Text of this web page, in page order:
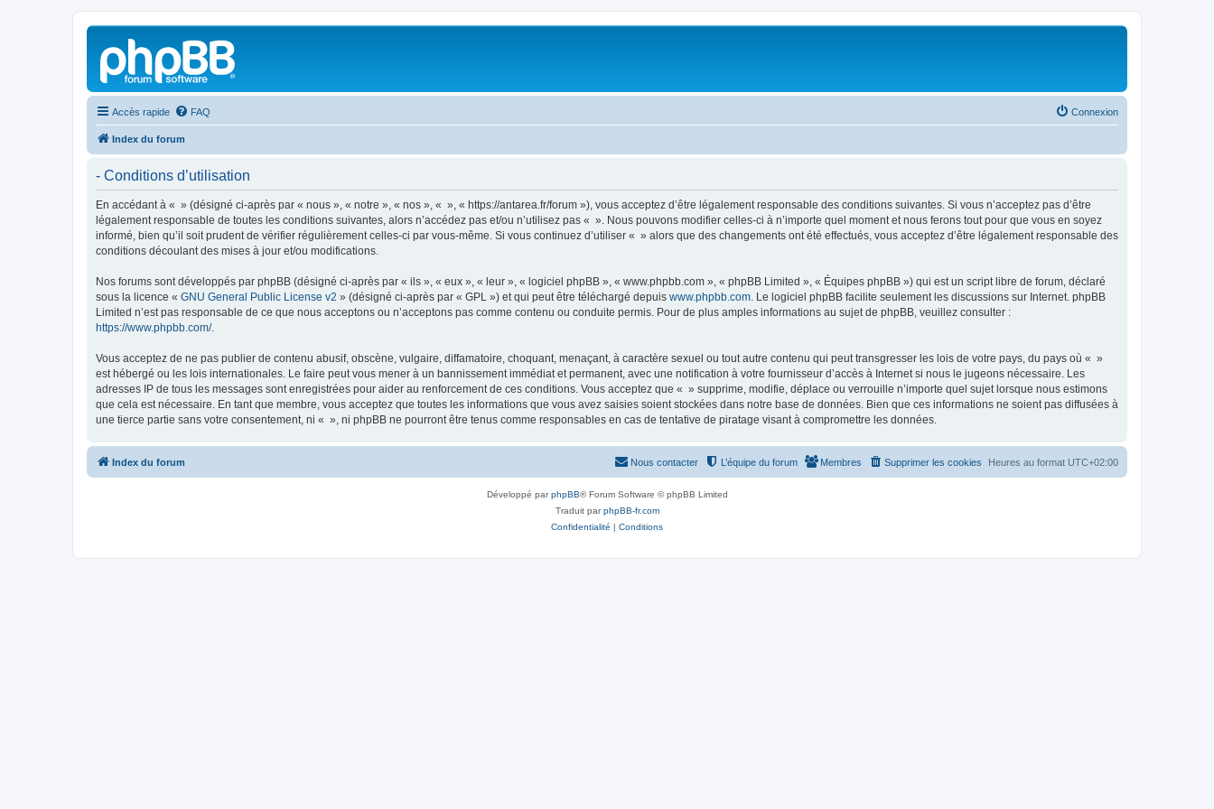
Accès rapide FAQ Connexion
Index du forum
- Conditions d’utilisation
En accédant à « » (désigné ci-après par « nous », « notre », « nos », « », « https://antarea.fr/forum »), vous acceptez d’être légalement responsable des conditions suivantes. Si vous n’acceptez pas d’être
légalement responsable de toutes les conditions suivantes, alors n’accédez pas et/ou n’utilisez pas « ». Nous pouvons modifier celles-ci à n’importe quel moment et nous ferons tout pour que vous en soyez
informé, bien qu’il soit prudent de vérifier régulièrement celles-ci par vous-même. Si vous continuez d’utiliser « » alors que des changements ont été effectués, vous acceptez d’être légalement responsable des
conditions découlant des mises à jour et/ou modifications.
Nos forums sont développés par phpBB (désigné ci-après par « ils », « eux », « leur », « logiciel phpBB », « www.phpbb.com », « phpBB Limited », « Équipes phpBB ») qui est un script libre de forum, déclaré
sous la licence « GNU General Public License v2 » (désigné ci-après par « GPL ») et qui peut être téléchargé depuis www.phpbb.com. Le logiciel phpBB facilite seulement les discussions sur Internet. phpBB
Limited n’est pas responsable de ce que nous acceptons ou n’acceptons pas comme contenu ou conduite permis. Pour de plus amples informations au sujet de phpBB, veuillez consulter :
https://www.phpbb.com/.
Vous acceptez de ne pas publier de contenu abusif, obscène, vulgaire, diffamatoire, choquant, menaçant, à caractère sexuel ou tout autre contenu qui peut transgresser les lois de votre pays, du pays où « »
est hébergé ou les lois internationales. Le faire peut vous mener à un bannissement immédiat et permanent, avec une notification à votre fournisseur d’accès à Internet si nous le jugeons nécessaire. Les
adresses IP de tous les messages sont enregistrées pour aider au renforcement de ces conditions. Vous acceptez que « » supprime, modifie, déplace ou verrouille n’importe quel sujet lorsque nous estimons
que cela est nécessaire. En tant que membre, vous acceptez que toutes les informations que vous avez saisies soient stockées dans notre base de données. Bien que ces informations ne soient pas diffusées à
une tierce partie sans votre consentement, ni « », ni phpBB ne pourront être tenus comme responsables en cas de tentative de piratage visant à compromettre les données.
Index du forum Heures au format UTC+02:00
Supprimer les cookies
Membres
L’équipe du forum
Nous contacter
Développé parphpBB® Forum Software © phpBB Limited
Traduit parphpBB-fr.com
Confidentialité | Conditions